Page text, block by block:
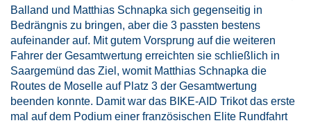
Balland und Matthias Schnapka sich gegenseitig in
Bedrängnis zu bringen, aber die 3 passten bestens
aufeinander auf. Mit gutem Vorsprung auf die weiteren
Fahrer der Gesamtwertung erreichten sie schließlich in
Saargemünd das Ziel, womit Matthias Schnapka die
Routes de Moselle auf Platz 3 der Gesamtwertung
beenden konnte. Damit war das BIKE-AID Trikot das erste
mal auf dem Podium einer französischen Elite Rundfahrt